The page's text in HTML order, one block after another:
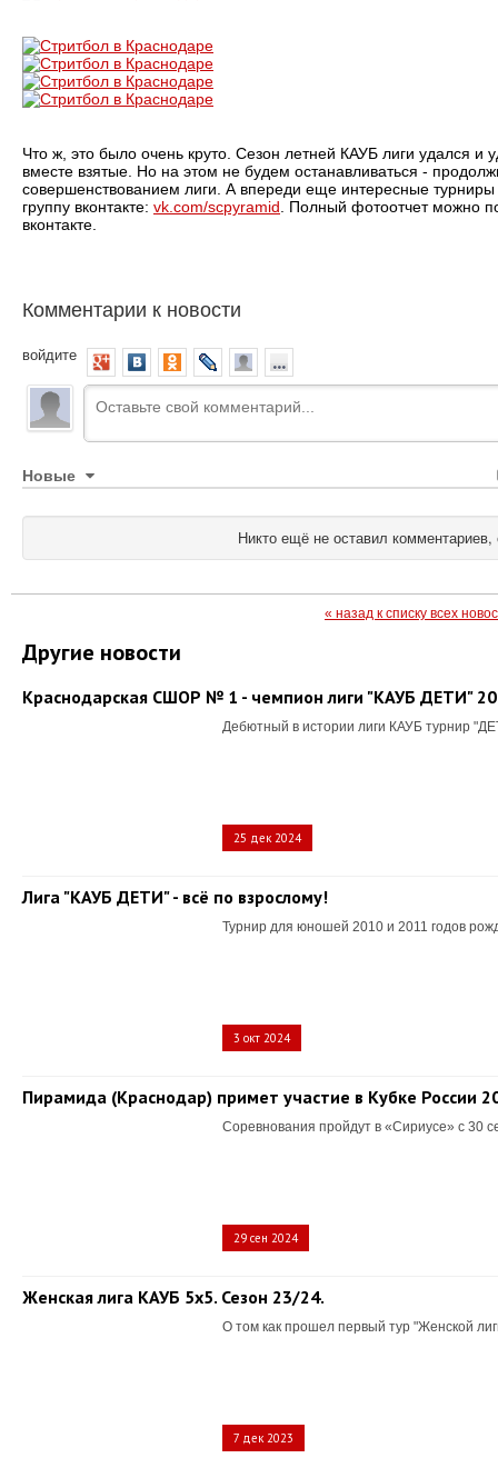
Что ж, это было очень круто. Сезон летней КАУБ лиги удался
вместе взятые. Но на этом не будем останавливаться -
совершенствованием лиги. А впереди еще интересные
группу вконтакте: vk.com/scpyramid . Полный фотоотчет можно
вконтакте.
Комментарии к новости
войдите
Новые
Никто ещё не оставил комментариев,
« назад к списку всех
Другие новости
Краснодарская СШОР № 1 - чемпион лиги "КАУБ ДЕТИ"
Дебютный в истории лиги КАУБ турнир
25 дек 2024
Лига "КАУБ ДЕТИ" - всё по взрослому!
Турнир для юношей 2010 и 2011 годов
3 окт 2024
Пирамида (Краснодар) примет участие в Кубке России
Соревнования пройдут в «Сириусе» с 30
29 сен 2024
Женская лига КАУБ 5х5. Сезон 23/24.
О том как прошел первый тур "Женской
7 дек 2023